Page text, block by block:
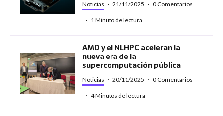
Noticias · 21/11/2025 · 0 Comentarios
· 1 Minuto de lectura
AMD y el NLHPC aceleran la
nueva era de la
supercomputación pública
Noticias · 20/11/2025 · 0 Comentarios
· 4 Minutos de lectura